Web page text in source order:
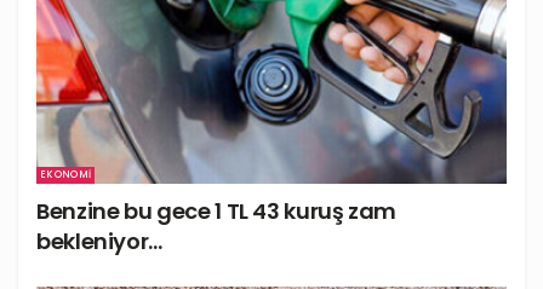
EKONOMI
Benzine bu gece 1 TL 43 kuruş zam
bekleniyor…